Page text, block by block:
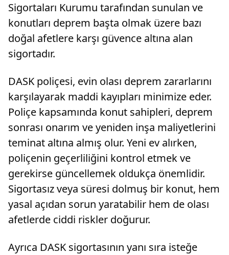
Sigortaları Kurumu tarafından sunulan ve
konutları deprem başta olmak üzere bazı
doğal afetlere karşı güvence altına alan
sigortadır.
DASK poliçesi, evin olası deprem zararlarını
karşılayarak maddi kayıpları minimize eder.
Poliçe kapsamında konut sahipleri, deprem
sonrası onarım ve yeniden inşa maliyetlerini
teminat altına almış olur. Yeni ev alırken,
poliçenin geçerliliğini kontrol etmek ve
gerekirse güncellemek oldukça önemlidir.
Sigortasız veya süresi dolmuş bir konut, hem
yasal açıdan sorun yaratabilir hem de olası
afetlerde ciddi riskler doğurur.
Ayrıca DASK sigortasının yanı sıra isteğe